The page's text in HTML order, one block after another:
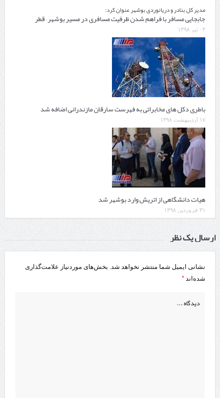
مدیر کل بنادر و دریانوردی بوشهر عنوان کرد:
جابجایی مسافر با فراهم شدن ظرفیت مسافری در مسیر بوشهر – قطر
۰۴ تیر ۱۳۹۸
باطری دکل های مخابراتی به فهرست سارقان مازندرانی اضافه شد
۱۷ اردیبهشت ۱۳۹۸
هیات دانشگاهی از اتریش وارد بوشهر شد
۳۱ فروردین ۱۳۹۸
ارسال یک نظر
نشانی ایمیل شما منتشر نخواهد شد. بخش‌های موردنیاز علامت‌گذاری
شده‌اند *